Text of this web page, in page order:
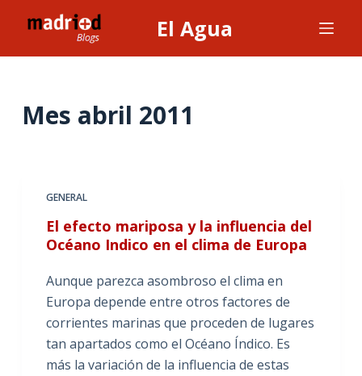
l
El Agua
Mes abril 2011
GENERAL
El efecto mariposa y la influencia del
Océano Indico en el clima de Europa
Aunque parezca asombroso el clima en
Europa depende entre otros factores de
corrientes marinas que proceden de lugares
tan apartados como el Océano Índico. Es
más la variación de la influencia de estas